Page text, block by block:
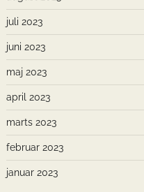
juli 2023
juni 2023
maj 2023
april 2023
marts 2023
februar 2023
januar 2023